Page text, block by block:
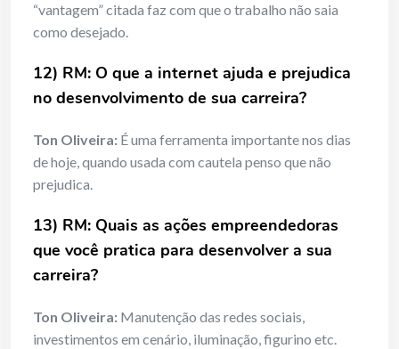
“vantagem” citada faz com que o trabalho não saia
como desejado.
12) RM: O que a internet ajuda e prejudica
no desenvolvimento de sua carreira?
Ton Oliveira: É uma ferramenta importante nos dias
de hoje, quando usada com cautela penso que não
prejudica.
13) RM: Quais as ações empreendedoras
que você pratica para desenvolver a sua
carreira?
Ton Oliveira: Manutenção das redes sociais,
investimentos em cenário, iluminação, figurino etc.